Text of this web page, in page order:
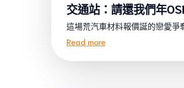
交通站：請還我們年
這場荒汽車材料報價誕的戀愛爭
Read more